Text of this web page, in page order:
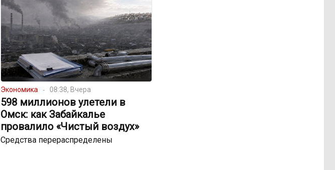
Экономика 08:38, Вчера
598 миллионов улетели в
Омск: как Забайкалье
провалило «Чистый воздух»
Средства перераспределены